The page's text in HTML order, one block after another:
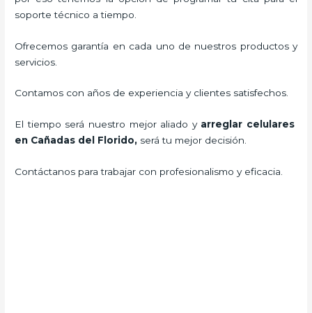
soporte técnico a tiempo.
Ofrecemos garantía en cada uno de nuestros productos y
servicios.
Contamos con años de experiencia y clientes satisfechos.
El tiempo será nuestro mejor aliado y arreglar celulares
en Cañadas del Florido, será tu mejor decisión.
Contáctanos para trabajar con profesionalismo y eficacia.